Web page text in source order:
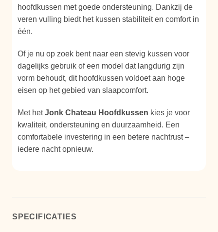
hoofdkussen met goede ondersteuning. Dankzij de
veren vulling biedt het kussen stabiliteit en comfort in
één.
Of je nu op zoek bent naar een stevig kussen voor
dagelijks gebruik of een model dat langdurig zijn
vorm behoudt, dit hoofdkussen voldoet aan hoge
eisen op het gebied van slaapcomfort.
Met hetJonk Chateau Hoofdkussen kies je voor
kwaliteit, ondersteuning en duurzaamheid. Een
comfortabele investering in een betere nachtrust –
iedere nacht opnieuw.
SPECIFICATIES